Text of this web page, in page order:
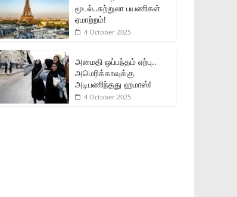
மூடல்..சுற்றுலா பயணிகள்
ஏமாற்றம்!
4 October 2025
அமைதி ஒப்பந்தம் ஏற்பு..
அமெரிக்காவுக்கு
அடிபணிந்தது ஹமாஸ்!
4 October 2025